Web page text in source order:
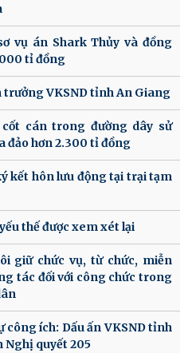
vụ án Shark Thủy và đồng
tỉ đồng
trưởng VKSND tỉnh An Giang
cán trong đường dây sử
đảo hơn 2.300 tỉ đồng
kết hôn lưu động tại trại tạm
thế được xem xét lại
giữ chức vụ, từ chức, miễn
tác đối với công chức trong
công ích: Dấu ấn VKSND tỉnh
Nghị quyết 205